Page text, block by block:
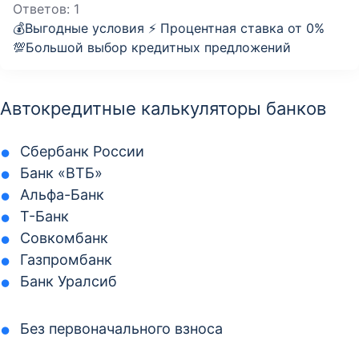
Ответов: 1
💰Выгодные условия ⚡️ Процентная ставка от 0%
💯Большой выбор кредитных предложений
Автокредитные калькуляторы банков
Сбербанк России
Банк «ВТБ»
Альфа-Банк
Т-Банк
Совкомбанк
Газпромбанк
Банк Уралсиб
Без первоначального взноса